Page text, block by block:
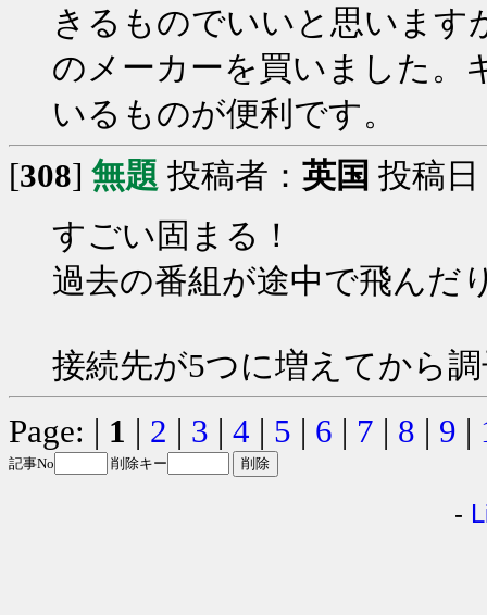
きるものでいいと思います
のメーカーを買いました。
いるものが便利です。
[308] 無題 投稿者： 英国 投稿
すごい固まる！
過去の番組が途中で飛んだ
接続先が5つに増えてから
Page: | 1 | 2 | 3 | 4 | 5 | 6 | 7 | 8 | 9 |
記事No 削除キー
-